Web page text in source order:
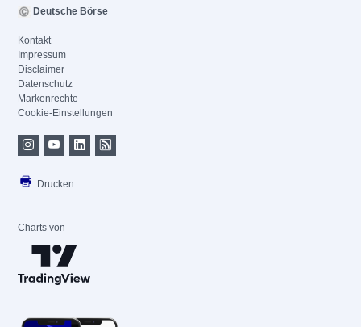
Deutsche Börse
Kontakt
Impressum
Disclaimer
Datenschutz
Markenrechte
Cookie-Einstellungen
Drucken
Charts von